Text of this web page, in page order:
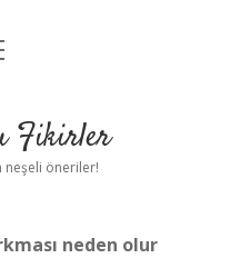
Fikirler
neşeli öneriler!
neden olur